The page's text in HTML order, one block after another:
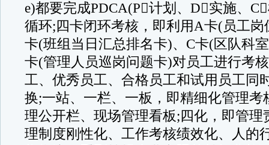
e)都要完成PDCA(P计划、D实施、
循环;四卡闭环考核，即利用A卡(员工岗
卡(班组当日汇总排名卡)、C卡(区队科
卡(管理人员巡岗问题卡)对员工进行考
工、优秀员工、合格员工和试用员工同
换;一站、一栏、一板，即精细化管理考
理公开栏、现场管理看板;四化，即管理
理制度刚性化、工作考核绩效化、人的